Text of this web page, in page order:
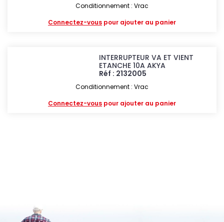
Conditionnement : Vrac
Connectez-vous pour ajouter au panier
INTERRUPTEUR VA ET VIENT
ETANCHE 10A AKYA
Réf : 2132005
Conditionnement : Vrac
Connectez-vous pour ajouter au panier